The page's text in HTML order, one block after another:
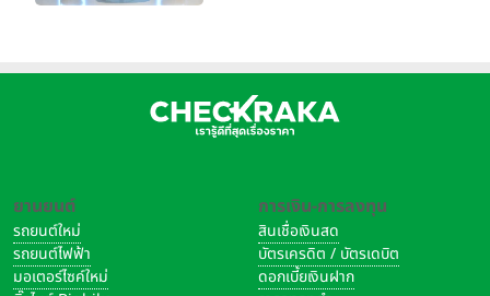
ยานยนต์
รถยนต์ใหม่
รถยนต์ไฟฟ้า
มอเตอร์ไซค์ใหม่
การเงิน-การลงทุน
สินเชื่อเงินสด
บัตรเครดิต / บัตรเดบิต
ดอกเบี้ยเงินฝาก